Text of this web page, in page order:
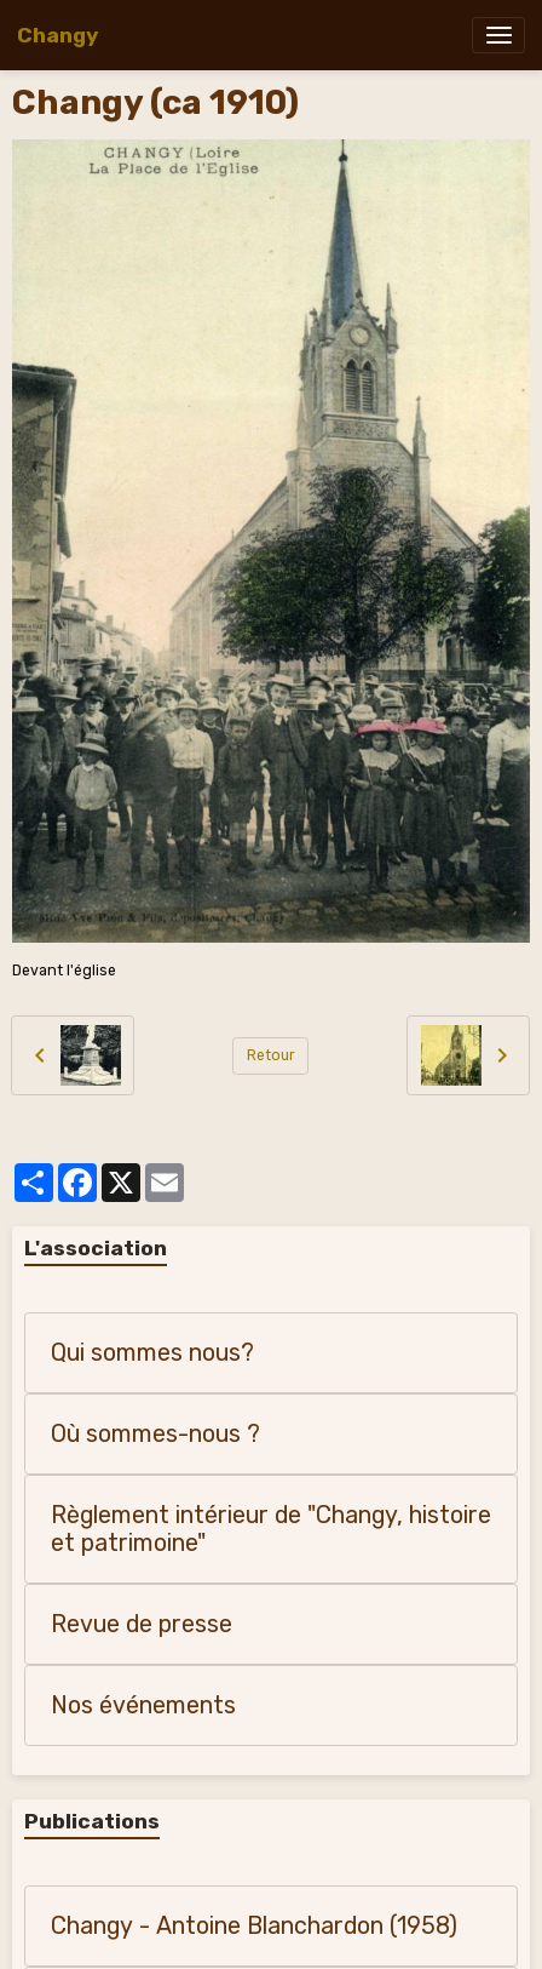
Changy
Changy (ca 1910)
Devant l'église
Retour
PartagerFacebook
L'association
Qui sommes nous?
Où sommes-nous ?
Règlement intérieur de "Changy, histoire
et patrimoine"
Revue de presse
Nos événements
Publications
Changy - Antoine Blanchardon (1958)